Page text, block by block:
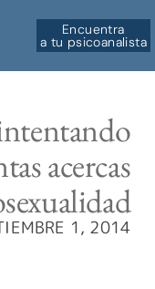
Encuentra
a tu psicoanalista
acercas
1, 2014